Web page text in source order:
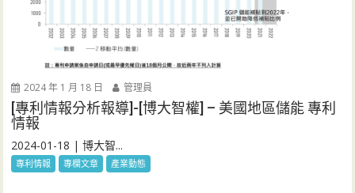
2024 年 1 月 18 日 管理員
[專利情報分析報導]-[博大智權] – 美國地區儲能 專利
情報
2024-01-18 | 博大智...
專利情報 專欄文章 產業動態